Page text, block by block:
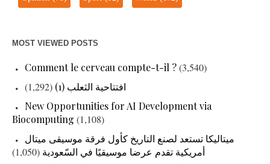
MOST VIEWED POSTS
Comment le cerveau compte-t-il ?(3,540)
افتتاحية الثعلب (1)
(1,292)
New Opportunities for AI Development via
Biocomputing (1,108)
ميتاليكا تستعد لصنع التاريخ كأول فرقة موسيقى ميتال
أمريكية تقدم عرضا موسيقيًا في السّعودية (1,050)